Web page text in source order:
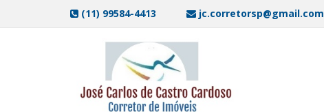
(11) 99584-4413 jc.corretorsp@gmail.com